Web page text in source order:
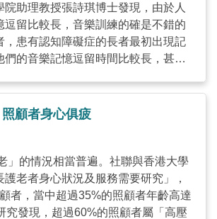
院助理教授張詩琪博士發現，由於人
逗留比較長，音樂訓練的確是不錯的
，患有認知障礙症的長者最初出現記
們的音樂記憶逗留時間比較長，甚至
因此，香港理工大學護理學院在何張
持下，開辦「知．音．緣」計劃，以
了50位社福機構的同工及125位的
會帶領音樂為本的活動及提供家庭上
約有100個家庭接受服務，患者參
有效減低他們的焦慮情況。 計劃與不
作，提供電子教科書及教材，訓練同
照顧者身心俱疲
」的情況相當普遍。社聯與香港大學
老者身心狀況及服務需要研究」，
者，當中超過35%的照顧者年齡高達
究發現，超過60%的照顧者屬「高壓